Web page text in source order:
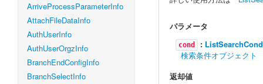
ArriveProcessParameterInfo
AttachFileDataInfo
AuthUserInfo
AuthUserOrgzInfo
BranchEndConfigInfo
BranchSelectInfo
パラメータ
cond :
検索条件オブジェクト
返却値